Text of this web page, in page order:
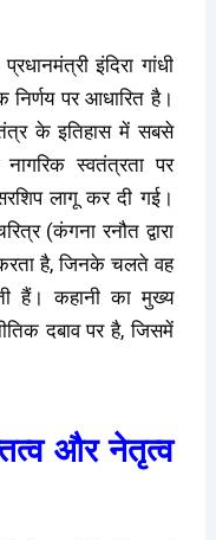
इंदिरा गांधी
निर्णय पर आधारित है।
के इतिहास में सबसे
स्वतंत्रता पर
लागू कर दी गई।
(कंगना रनौत द्वारा
करता है, जिनके चलते वह
हैं। कहानी का मुख्य
दबाव पर है, जिसमें
और नेतृत्व